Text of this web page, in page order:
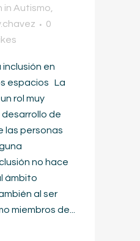
in Autismo
0
en
espacios La
rol muy
de
las personas
no hace
ámbito
al ser
miembros de...